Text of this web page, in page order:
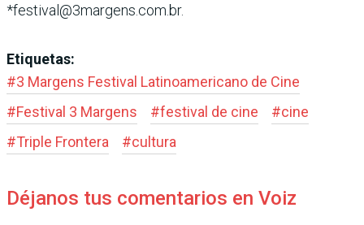
*festival@3margens.com.br.
Etiquetas:
#3 Margens Festival Latinoamericano de Cine
#Festival 3 Margens #festival de cine #cine
#Triple Frontera #cultura
Déjanos tus comentarios en Voiz